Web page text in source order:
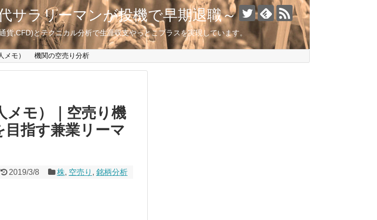
サラリーマンが投機で早期退職～
,CFD)とテクニカル分析で生涯収支やっとこプラスを実現しています。
モ） 機関の空売り分析
メモ）｜空売り機
指す兼業リーマ
2019/3/8 株, 空売り , 銘柄分析